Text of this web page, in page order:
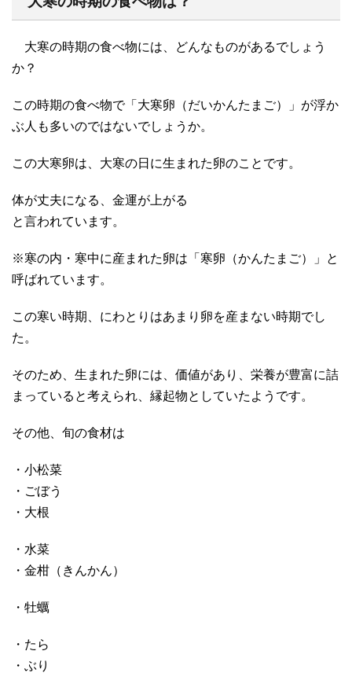
大寒の時期の食べ物には、どんなものがあるでしょう
か？
この時期の食べ物で「大寒卵（だいかんたまご）」が浮か
ぶ人も多いのではないでしょうか。
この大寒卵は、大寒の日に生まれた卵のことです。
体が丈夫になる、金運が上がる
と言われています。
※寒の内・寒中に産まれた卵は「寒卵（かんたまご）」と
呼ばれています。
この寒い時期、にわとりはあまり卵を産まない時期でし
た。
そのため、生まれた卵には、価値があり、栄養が豊富に詰
まっていると考えられ、縁起物としていたようです。
その他、旬の食材は
・小松菜
・ごぼう
・大根
・水菜
・金柑（きんかん）
・牡蠣
・たら
・ぶり